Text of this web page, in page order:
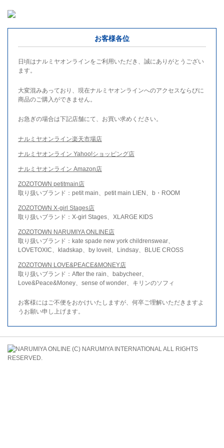
お客様各位
日頃はナルミヤオンラインをご利用いただき、誠にありがとうござい
ます。
大変混みあっており、現在ナルミヤオンラインへのアクセスならびに
商品のご購入ができません。
お急ぎの場合は下記店舗にて、お買い求めください。
ナルミヤオンライン楽天市場店
ナルミヤオンライン Yahoo!ショッピング店
ナルミヤオンライン Amazon店
ZOZOTOWN petitmain店
取り扱いブランド：petit main、petit main LIEN、b・ROOM
ZOZOTOWN X-girl Stages店
取り扱いブランド：X-girl Stages、XLARGE KIDS
ZOZOTOWN NARUMIYA ONLINE店
取り扱いブランド：kate spade new york childrenswear、
LOVETOXIC、kladskap、by loveit、Lindsay、BLUE CROSS
ZOZOTOWN LOVE&PEACE&MONEY店
取り扱いブランド：After the rain、babycheer、
Love&Peace&Money、sense of wonder、キリンのソフィ
お客様にはご不便をおかけいたしますが、何卒ご理解いただきますよ
うお願い申し上げます。